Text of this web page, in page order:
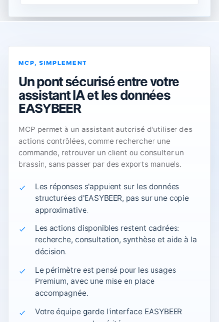
MCP, SIMPLEMENT
Un pont sécurisé entre votre
assistant IA et les données
EASYBEER
MCP permet à un assistant autorisé d'utiliser des
actions contrôlées, comme rechercher une
commande, retrouver un client ou consulter un
brassin, sans passer par des exports manuels.
Les réponses s'appuient sur les données
structurées d'EASYBEER, pas sur une copie
approximative.
Les actions disponibles restent cadrées:
recherche, consultation, synthèse et aide à la
décision.
Le périmètre est pensé pour les usages
Premium, avec une mise en place
accompagnée.
Votre équipe garde l'interface EASYBEER